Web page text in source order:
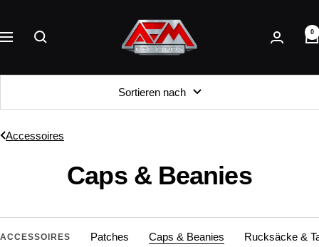
Inhalt
Navigation
AFM
Records
0
Sortieren nach
Accessoires
Caps & Beanies
ACCESSOIRES Patches Caps & Beanies Rucksäcke &